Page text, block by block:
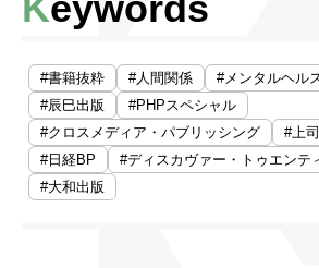
#書籍抜粋 #人間関係
#メンタルヘル
#辰巳出版
#PHPスペシャル
#クロスメディア・パブリッシング
#上
#日経BP
#ディスカヴァー・トゥエンテ
#大和出版